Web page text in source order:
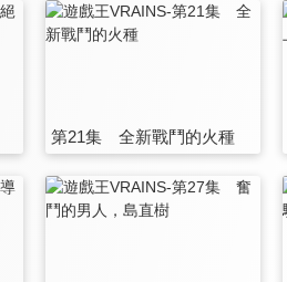
第21集 全新戰鬥的火種